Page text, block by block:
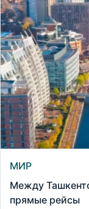
МИР
Между
прямые рейсы